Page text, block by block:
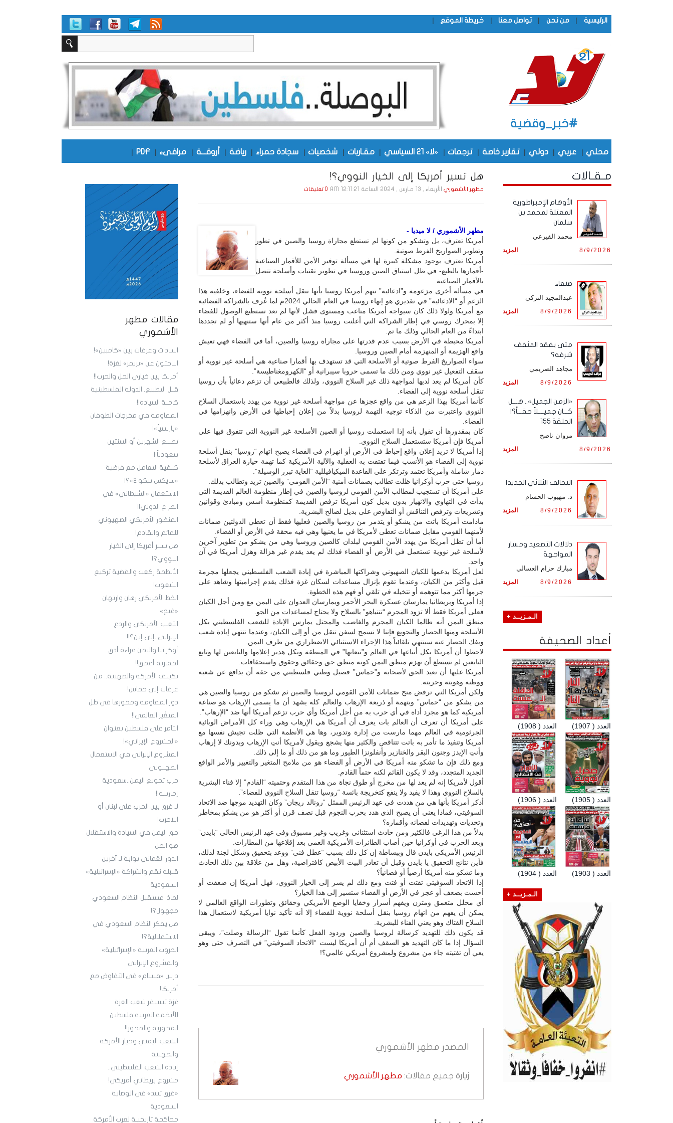
الرئيسية | من نحن | تواصل معنا | خريطة الموقع |
#خبر_وقضية
محلي | عربي | دولي | تقارير خاصة | ترجمات | «لا» 21 السياسي | مقـاربات | شخصيات | سجادة حمراء | رياضة | أروقـــة | مرافىء |
PDF
|
مقالات مطهر
الأشموري
السادات وعرفات بين «كامبين»!
الباحثون عن «بريمر» لغزة!
أمريكا بين خياري الحل والحرب!!
قبل التطبيع..الدولة الفلسطينية
كاملة السيادة!!
المقاومة في مخرجات الطوفان
«باريسياً»!
تطبيع الشهرين أو السنتين
سعودياً!!
كيفية التعامل مع فرضية
«سايكس بيكو 2»؟!
الاستعمال «الشيطاني» في
الصراع الدولي!!
المنظور الأمريكي الصهيوني
للقائم والقادم!
هل تسير أمريكا إلى الخيار
النووي؟!
الأنظمة ركعت والقضية تركيع
الشعوب!
الخط الأمريكي رهان وارتهان
«فتح»
الثعلب الأمريكي والردع
الإيراني..إلى إين؟!!
أوكرانيا واليمن قراءة أدق
لمقارنة أعمق!!
تكييف الأمركة والصهينة.. من
عرفات إلى حماس!
دور المقاومة ومحورها في ظل
المتغّير العالمي!!
التآمر على فلسطين بعنوان
«المشروع الإيراني»!
المشروع الإيراني في الاستعمال
الصهيوني
حرب تجويع اليمن..سعودية
إمارتية!!
لا فرق بين الحرب على لبنان أو
اللاحرب!
حق اليمن في السيادة والاستقلال
هو الحل
الدور العُماني بوابة لـ آخرين
قنبلة نقم والشراكة «الإسرائيلية»
السعودية
لماذا مستقبل النظام السعودي
مجهول؟!
هل يفكر النظام السعودي في
الاستقلالية؟!
الحروب العربية «الإسرائيلية»
والمشروع الإيراني
درس «فيتنام» في التفاوض مع
أمريكا!
غزة تستنفر شعب العزة
للأنظمة العربية فلسطين
المحورية والمحور!!
الشعب اليمني وخيار الأمركة
والصهينة
إبادة الشعب الفلسطيني..
مشروع بريطاني أمريكي!
«فرق تسد» في الوصاية
السعودية
محاكمة تاريخيـة لعرب الأمركة
هل تسير أمريكا إلى الخيار النووي؟!
مطهر الأشموريالأربعاء , 13 مـارس , 2024 الساعة 12:11:21 AM 0 تعليقات
مطهر الأشموري / لا ميديا -
أمريكا تعترف، بل وتشكو من كونها لم تستطع مجاراة روسيا والصين في تطور
وتطوير الصواريخ الفرط صوتية.
أمريكا تعترف بوجود مشكلة كبيرة لها في مسألة توفير الأمن للأقمار الصناعية
-أقمارها بالطبع- في ظل استباق الصين وروسيا في تطوير تقنيات وأسلحة تتصل
بالأقمار الصناعية.
في مسألة أخرى مزعومة و”ادعائية” تتهم أمريكا روسيا بأنها تنقل أسلحة نووية للفضاء، وخلفية هذا
الزعم أو “الادعائية” في تقديري هو إنهاء روسيا في العام الحالي 2024م لما عُرف بالشراكة الفضائية
مع أمريكا ولولا ذلك كان سيواجه أمريكا متاعب ومستوى فشل لأنها لم تعد تستطيع الوصول للفضاء
إلا بمحرك روسي في إطار الشراكة التي أعلنت روسيا منذ أكثر من عام أنها ستنهيها أو لم تجددها
ابتداءً من العام الحالي وذلك ما تم.
أمريكا محبطة في الأرض بسبب عدم قدرتها على مجاراة روسيا والصين، أما في الفضاء فهي تعيش
واقع الهزيمة أو المنهزمة أمام الصين وروسيا.
سواء الصواريخ الفرط صوتية أو الأسلحة التي قد تستهدف بها أقمارا صناعية هي أسلحة غير نووية أو
سقف التفعيل غير نووي ومن ذلك ما تسمى حروبا سيبرانية أو “الكهرومغناطيسة”.
كأن أمريكا لم يعد لديها لمواجهة ذلك غير السلاح النووي، ولذلك فالطبيعي أن تزعم دعائياً بأن روسيا
تنقل أسلحة نووية إلى الفضاء.
كأنما أمريكا بهذا الزعم هي من واقع عجزها عن مواجهة أسلحة غير نووية من يهدد باستعمال السلاح
النووي واعتبرت من الذكاء توجيه التهمة لروسيا بدلاً من إعلان إحباطها في الأرض وانهزامها في
الفضاء.
كان بمقدورها أن تقول بأنه إذا استعملت روسيا أو الصين الأسلحة غير النووية التي تتفوق فيها على
أمريكا فإن أمريكا ستستعمل السلاح النووي.
إذا أمريكا لا تريد إعلان واقع إحباط في الأرض أو انهزام في الفضاء يصبح اتهام “روسيا” بنقل أسلحة
نووية إلى الفضاء هو الأنسب فيما تفتقت به العقلية والآلية الأمريكية كما تهمة حيازة العراق لأسلحة
دمار شاملة وأمريكا تعتمد وترتكز على القاعدة الميكيافيللية “الغاية تبرر الوسيلة”.
روسيا حتى حرب أوكرانيا ظلت تطالب بضمانات أمنية “الأمن القومي” والصين تريد وتطالب بذلك.
على أمريكا أن تستجيب لمطالب الأمن القومي لروسيا والصين في إطار منظومة العالم القديمة التي
بدأت في التهاوي والانهيار بدون بديل كون أمريكا ترفض القديمة كمنظومة أسس ومبادئ وقوانين
وتشريعات وترفض التناقش أو التفاوض على بديل لصالح البشرية.
مادامت أمريكا باتت من يشكو أو يتذمر من روسيا والصين فعليها فقط أن تعطي الدولتين ضمانات
لأمنهما القومي مقابل ضمانات تعطى لأمريكا في ما يعنيها وهي فيه محقة في الأرض أو الفضاء.
أما أن تظل أمريكا من يهدد الأمن القومي لبلدان كالصين وروسيا وهي من يشكو من تطوير آخرين
لأسلحة غير نووية تستعمل في الأرض أو الفضاء فذلك لم يعد يقدم غير هزالة وهزل أمريكا في آن
واحد.
لعل أمريكا بدعمها للكيان الصهيوني وشراكتها المباشرة في إبادة الشعب الفلسطيني يجعلها مجرمة
قبل وأكثر من الكيان، وعندما تقوم بإنزال مساعدات لسكان غزة فذلك يقدم إجراميتها وشاهد على
جرمها أكثر مما تتوهمه أو تتخيله في تلقي أو فهم هذه الخطوة.
إذا أمريكا وبريطانيا يمارسان عسكرة البحر الأحمر ويمارسان العدوان على اليمن مع ومن أجل الكيان
فعلى أمريكا فقط ألا تزود المجرم “نتنياهو” بالسلاح ولا يحتاج لمساعدات من الجو.
منطق اليمن أنه طالما الكيان المجرم والغاصب والمحتل يمارس الإبادة للشعب الفلسطيني بكل
الأسلحة ومنها الحصار والتجويع فإننا لا نسمح لسفن تنقل من أو إلى الكيان، وعندما تنتهي إبادة شعب
ويفك الحصار عنه سينتهي تلقائياً هذا الإجراء الاستثنائي الاضطراري من طرف اليمن.
لاحظوا أن أمريكا بكل أتباعها في العالم و”تبعانها” في المنطقة وبكل هدير إعلامها والتابعين لها وتابع
التابعين لم تستطع أن تهزم منطق اليمن كونه منطق حق وحقائق وحقوق واستحقاقات.
أمريكا عليها أن تعيد الحق لأصحابه و”حماس” فصيل وطني فلسطيني من حقه أن يدافع عن شعبه
ووطنه وهويته وحريته.
ولكن أمريكا التي ترفض منح ضمانات للأمن القومي لروسيا والصين ثم تشكو من روسيا والصين هي
من يشكو من “حماس” وبتهمة أو ذريعة الإرهاب والعالم كله يشهد أن ما يسمى الإرهاب هو صناعة
أمريكية كما هو مجرد أداة في أي حرب به من أجل أمريكا وأي حرب تزعم أمريكا أنها ضد “الإرهاب”.
على أمريكا أن تعرف أن العالم بات يعرف أن أمريكا هي الإرهاب وهي وراء كل الأمراض الوبائية
الجرثومية في العالم مهما مارست من إدارة وتدوير، وها هي الأنظمة التي ظلت تجيش نفسها مع
أمريكا وتنفيذ ما تأمر به باتت تتناقص والكثير منها يشجع ويقول لأمريكا أنتِ الإرهاب وبدونك لا إرهاب
وأنتِ الإيدز وجنون البقر والخنازير وأنفلونزا الطيور وما هو من ذلك أو ما إلى ذلك.
ومع ذلك فإن ما تشكو منه أمريكا في الأرض أو الفضاء هو من ملامح المتغير والتغيير والأمر الواقع
الجديد المتجدد، وقد لا يكون القائم لكنه حتماً القادم.
أقول لأمريكا إنه لم يعد لها من مخرج أو طوق نجاة من هذا المتقدم وحتميته “القادم” إلا فناء البشرية
بالسلاح النووي وهذا لا يفيد ولا ينفع كتخريجة بائسة “روسيا تنقل السلاح النووي للفضاء”.
أذكر أمريكا بأنها هي من هددت في عهد الرئيس الممثل “رونالد ريجان” وكان التهديد موجها ضد الاتحاد
السوفيتي، فماذا يعني أن يصبح الذي هدد بحرب النجوم قبل نصف قرن أو أكثر هو من يشكو بمخاطر
وتحديات وتهديدات لفضائه وأقماره؟
بدلاً من هذا الرغي فالكثير ومن حادث استثنائي وغريب وغير مسبوق وفي عهد الرئيس الحالي “بايدن”
وبعد الحرب في أوكرانيا حين أصاب الطائرات الأمريكية العمى بعد إقلاعها من المطارات.
الرئيس الأمريكي بايدن قال وببساطة إن كل ذلك بسبب “عطل فني” ووعد بتحقيق وشكل لجنة لذلك،
فأين نتائج التحقيق يا بايدن وقبل أن تغادر البيت الأبيض كافتراضية، وهل من علاقة بين ذلك الحادث
وما تشكو منه أمريكا أرضياً أو فضائياً؟
إذا الاتحاد السوفيتي تفتت أو فتت ومع ذلك لم يسر إلى الخيار النووي، فهل أمريكا إن ضعفت أو
أحست بضعف أو عجز في الأرض أو الفضاء ستسير إلى هذا الخيار؟
أي محلل متعمق ومتزن ويفهم أسرار وخفايا الوضع الأمريكي وحقائق وتطورات الواقع العالمي لا
يمكن أن يفهم من اتهام روسيا بنقل أسلحة نووية للفضاء إلا أنه تأكيد نوايا أمريكية لاستعمال هذا
السلاح الفتاك وهو يعني الفناء للبشرية.
قد يكون ذلك للتهديد كرسالة لروسيا والصين وردود الفعل كأنما تقول “الرسالة وصلت”، ويبقى
السؤال إذا ما كان التهديد هو السقف أم أن أمريكا ليست “الاتحاد السوفيتي” في التصرف حتى وهو
يعي أن تفتيته جاء من مشروع ولمشروع أمريكي عالمي؟!
المصدر مطهر الأشموري
زيارة جميع مقالات: مطهر الأشموري
مـقـالات
الأوهام الإمبراطورية
المعتلة لمحمد بن
سلمان
محمد القيرعي
المزيد 8/9/2026
صنعاء
عبدالمجيد التركي
المزيد 8/9/2026
متى يفقد المثقف
شرفه؟
مجاهد الصريمي
المزيد 8/9/2026
«الزمن الجميل».. هـــل
كـــان جميــــلاً حقـــاً؟!
الحلقة 155
مروان ناصح
المزيد 8/9/2026
التحالف الثلاثي الجديد!
د. مهيوب الحسام
المزيد 8/9/2026
دلالات التصعيد ومسار
المواجهة
مبارك حزام العسالي
المزيد 8/9/2026
الـمـزيــد +
أعداد الصحيفة
العدد ( 1908) العدد ( 1907)
العدد ( 1906) العدد ( 1905)
العدد ( 1904) العدد ( 1903)
الـمـزيــد +